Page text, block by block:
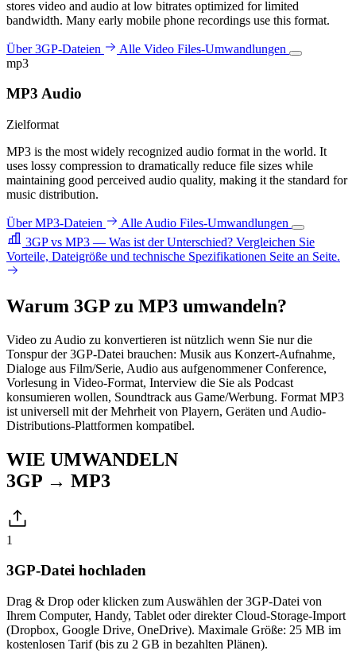
stores video and audio at low bitrates optimized for limited
bandwidth. Many early mobile phone recordings use this format.
Über 3GP-Dateien
Alle Video Files-Umwandlungen
mp3
MP3 Audio
Zielformat
MP3 is the most widely recognized audio format in the world. It
uses lossy compression to dramatically reduce file sizes while
maintaining good perceived audio quality, making it the standard for
music distribution.
Über MP3-Dateien
Alle Audio Files-Umwandlungen
3GP vs MP3 — Was ist der Unterschied? Vergleichen Sie
Vorteile, Dateigröße und technische Spezifikationen Seite an Seite.
Warum 3GP zu MP3 umwandeln?
Video zu Audio zu konvertieren ist nützlich wenn Sie nur die
Tonspur der 3GP-Datei brauchen: Musik aus Konzert-Aufnahme,
Dialoge aus Film/Serie, Audio aus aufgenommener Conference,
Vorlesung in Video-Format, Interview die Sie als Podcast
konsumieren wollen, Soundtrack aus Game/Werbung. Format MP3
ist universell mit der Mehrheit von Playern, Geräten und Audio-
Distributions-Plattformen kompatibel.
WIE UMWANDELN
3GP → MP3
1
3GP-Datei hochladen
Drag & Drop oder klicken zum Auswählen der 3GP-Datei von
Ihrem Computer, Handy, Tablet oder direkter Cloud-Storage-Import
(Dropbox, Google Drive, OneDrive). Maximale Größe: 25 MB im
kostenlosen Tarif (bis zu 2 GB in bezahlten Plänen).